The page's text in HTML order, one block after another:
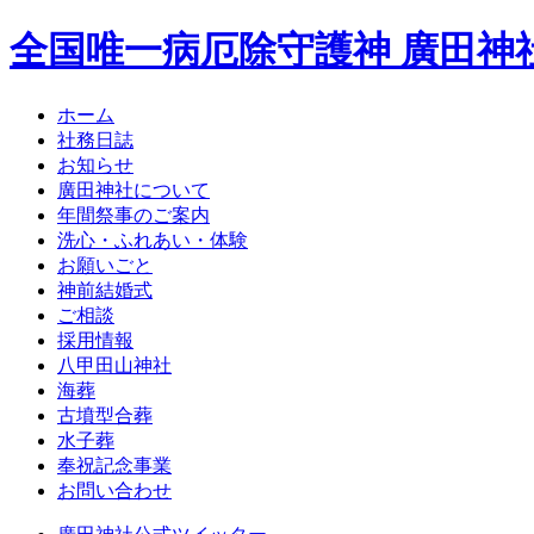
全国唯一病厄除守護神 廣田神
ホーム
社務日誌
お知らせ
廣田神社について
年間祭事のご案内
洗心・ふれあい・体験
お願いごと
神前結婚式
ご相談
採用情報
八甲田山神社
海葬
古墳型合葬
水子葬
奉祝記念事業
お問い合わせ